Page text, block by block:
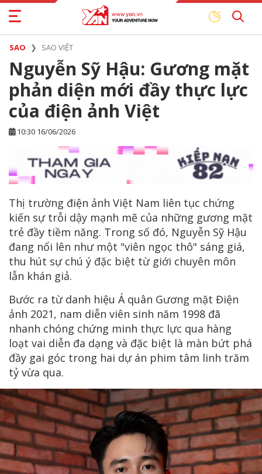
SAO SAO VIỆT
Nguyễn Sỹ Hậu: Gương mặt
phản diện mới đầy thực lực
của điện ảnh Việt
10:30 16/06/2026
Thị trường điện ảnh Việt Nam liên tục chứng
kiến sự trỗi dậy mạnh mẽ của những gương mặt
trẻ đầy tiềm năng. Trong số đó, Nguyễn Sỹ Hậu
đang nổi lên như một "viên ngọc thô" sáng giá,
thu hút sự chú ý đặc biệt từ giới chuyên môn
lẫn khán giả.
Bước ra từ danh hiệu Á quân Gương mặt Điện
ảnh 2021, nam diễn viên sinh năm 1998 đã
nhanh chóng chứng minh thực lực qua hàng
loạt vai diễn đa dạng và đặc biệt là màn bứt phá
đầy gai góc trong hai dự án phim tâm linh trăm
tỷ vừa qua.